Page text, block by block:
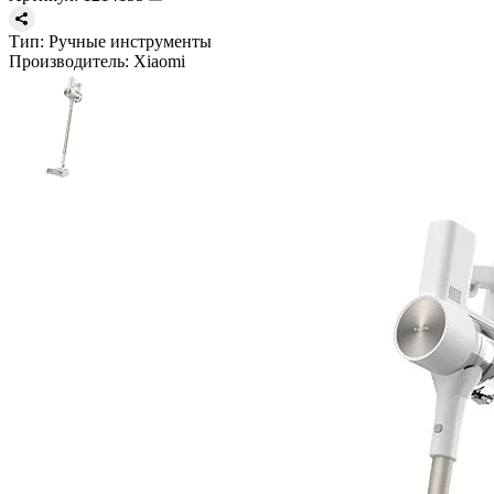
Тип: Ручные инструменты
Производитель: Xiaomi